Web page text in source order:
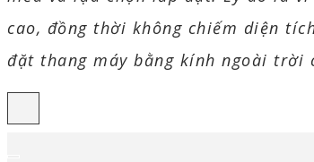
cao, đồng thời không chiếm diện
đặt thang máy bằng kính ngoài trời